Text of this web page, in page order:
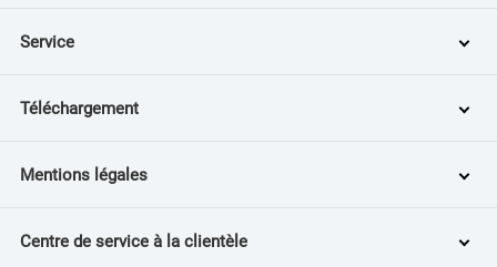
Service
Téléchargement
Mentions légales
Centre de service à la clientèle